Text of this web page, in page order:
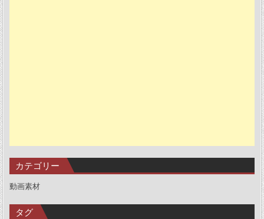
カテゴリー
動画素材
タグ